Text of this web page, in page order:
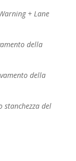
+ Lane
della
della
stanchezza del